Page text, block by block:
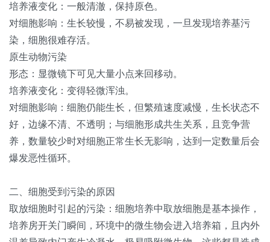
培养液变化：一般清澈，保持原色。
对细胞影响：生长较慢，不易被发现，一旦发现培养基污
染，细胞很难存活。
原生动物污染
形态：显微镜下可见大量小点来回移动。
培养液变化：变得轻微浑浊。
对细胞影响：细胞仍能生长，但繁殖速度减慢，生长状态不
好，边缘不清、不透明；与细胞形成共生关系，且竞争营
养，数量较少时对细胞正常生长无影响，达到一定数量后会
爆发恶性循环。
二、细胞受到污染的原因
取放细胞时引起的污染：细胞培养中取放细胞是基本操作，
培养房开关门瞬间，环境中的微生物会进入培养箱，且内外